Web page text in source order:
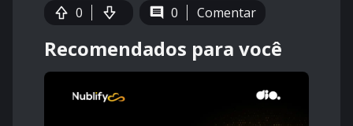
0 0 Comentar
Recomendados para você